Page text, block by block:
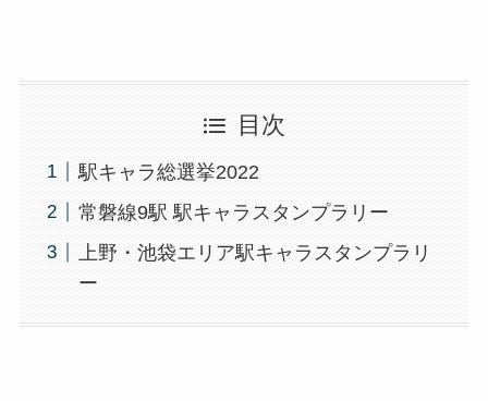
目次
駅キャラ総選挙2022
常磐線9駅 駅キャラスタンプラリー
上野・池袋エリア駅キャラスタンプラリ
ー